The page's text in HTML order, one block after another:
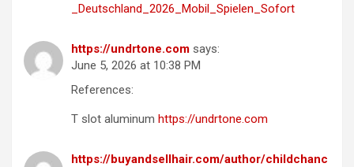
_Deutschland_2026_Mobil_Spielen_Sofort
https://undrtone.com says:
June 5, 2026 at 10:38 PM
References:
T slot aluminum https://undrtone.com
https://buyandsellhair.com/author/childchanc